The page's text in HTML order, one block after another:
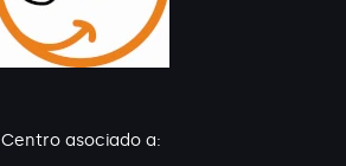
Centro asociado a: